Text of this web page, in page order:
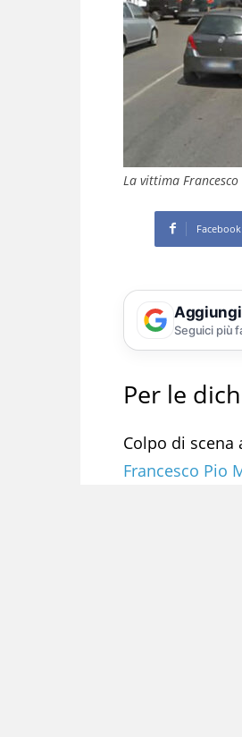
La vittima
Facebook
Seguici più
Per le
Colpo di scena
Francesco Pio